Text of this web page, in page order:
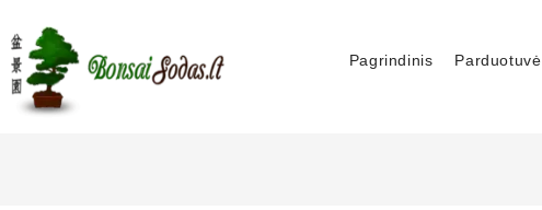
Pagrindinis Parduotuvė